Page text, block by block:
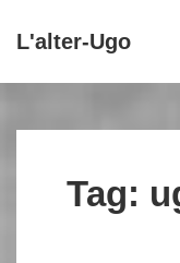
Vai
principale
L'alter-Ugo
principale
Tag: